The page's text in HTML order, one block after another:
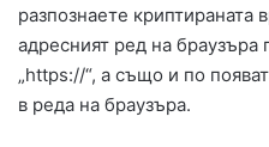
разпознаете криптираната
адресният ред на браузъра
„https://“, а също и по
в реда на браузъра.